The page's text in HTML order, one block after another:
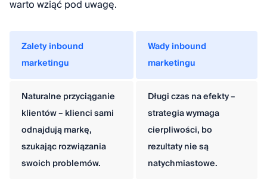
warto wziąć pod uwagę.
Zalety inbound
marketingu
Wady inbound
marketingu
Naturalne przyciąganie
klientów – klienci sami
odnajdują markę,
szukając rozwiązania
swoich problemów.
Długi czas na efekty –
strategia wymaga
cierpliwości, bo
rezultaty nie są
natychmiastowe.